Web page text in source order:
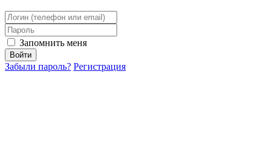
Запомнить меня
Забыли пароль? Регистрация